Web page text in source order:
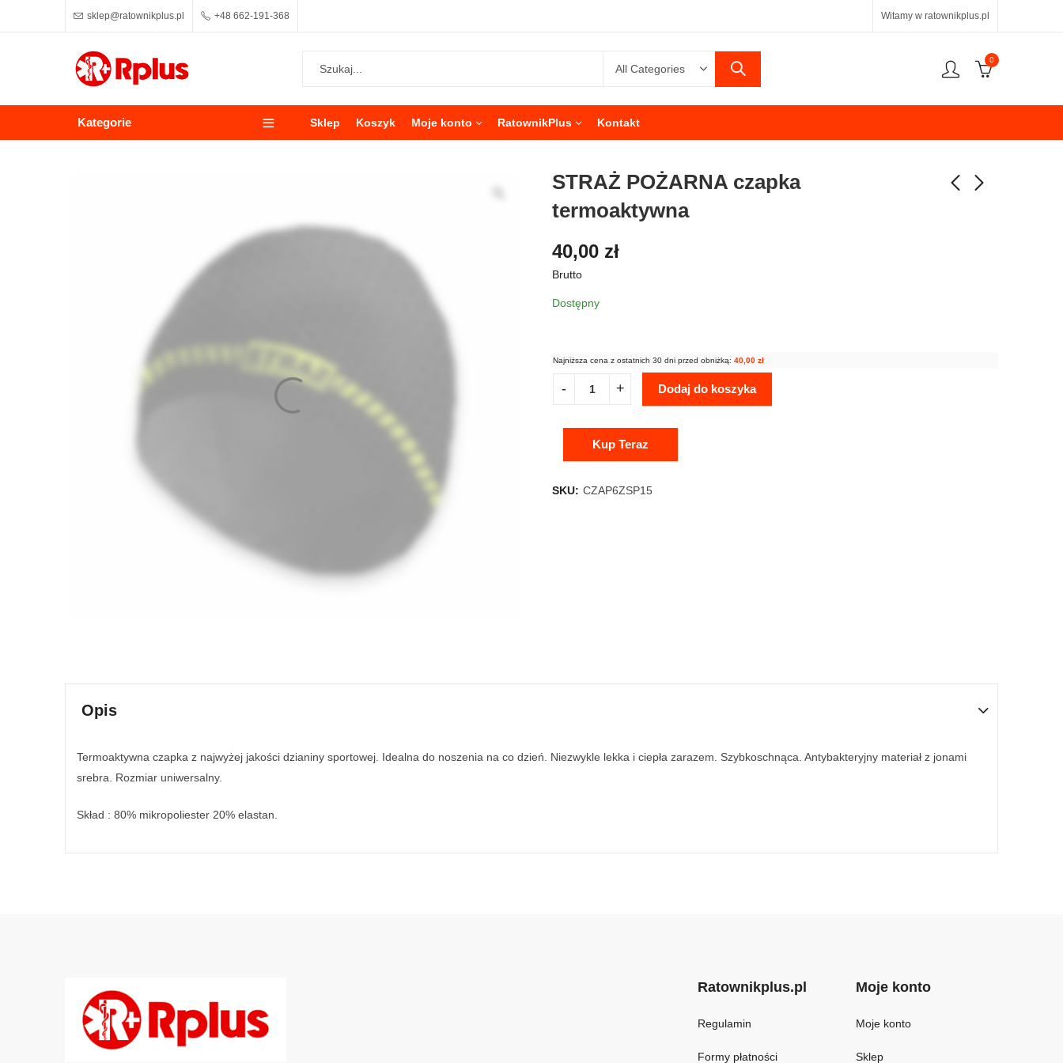
sklep@ratownikplus.pl +48 662-191-368 Witamy w ratownikplus.pl
0
Kategorie Sklep Koszyk Moje konto RatownikPlus Kontakt
STRAŻ POŻARNA czapka
termoaktywna
40,00 zł
Brutto
Dostępny
Najniższa cena z ostatnich 30 dni przed obniżką: 40,00 zł
Dodaj do koszyka
Kup Teraz
SKU: CZAP6ZSP15
Opis
Termoaktywna czapka z najwyżej jakości dzianiny sportowej. Idealna do noszenia na co dzień. Niezwykle lekka i ciepła zarazem. Szybkoschnąca. Antybakteryjny materiał z jonami
srebra. Rozmiar uniwersalny.
Skład : 80% mikropoliester 20% elastan.
Ratownikplus.pl
Regulamin
Formy płatności
Moje konto
Moje konto
Sklep